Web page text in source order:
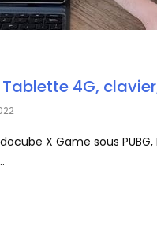
4G,
X Game sous